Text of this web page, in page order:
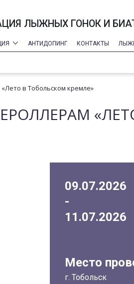
ЛЫЖНЫХ ГОНОК И
АНТИДОПИНГ КОНТАКТЫ
в Тобольском кремле»
09.07.2026
-
11.07.2026
Место
г. Тобольск